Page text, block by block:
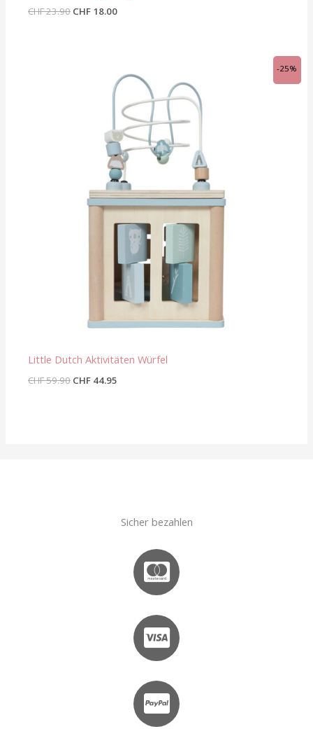
CHF23.90 CHF18.00
-25%
Little Dutch Aktivitäten Würfel
CHF59.90 CHF44.95
Preis
ist:
CHF 44.95.
Sicher bezahlen